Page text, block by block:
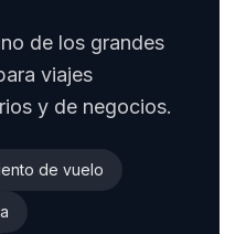
de los grandes
viajes
y de negocios.
de vuelo